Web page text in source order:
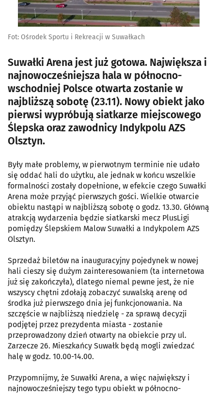
Fot: Ośrodek Sportu i Rekreacji w Suwałkach
Suwałki Arena jest już gotowa. Największa i
najnowocześniejsza hala w północno-
wschodniej Polsce otwarta zostanie w
najbliższą sobotę (23.11). Nowy obiekt jako
pierwsi wypróbują siatkarze miejscowego
Ślepska oraz zawodnicy Indykpolu AZS
Olsztyn.
Były małe problemy, w pierwotnym terminie nie udało
się oddać hali do użytku, ale jednak w końcu wszelkie
formalności zostały dopełnione, w efekcie czego Suwałki
Arena może przyjąć pierwszych gości. Wielkie otwarcie
obiektu nastąpi w najbliższą sobotę o godz. 13.30. Główną
atrakcją wydarzenia będzie siatkarski mecz PlusLigi
pomiędzy Ślepskiem Malow Suwałki a Indykpolem AZS
Olsztyn.
Sprzedaż biletów na inauguracyjny pojedynek w nowej
hali cieszy się dużym zainteresowaniem (ta internetowa
już się zakończyła), dlatego niemal pewne jest, że nie
wszyscy chętni zdołają zobaczyć suwalską arenę od
środka już pierwszego dnia jej funkcjonowania. Na
szczęście w najbliższą niedzielę - za sprawą decyzji
podjętej przez prezydenta miasta - zostanie
przeprowadzony dzień otwarty na obiekcie przy ul.
Zarzecze 26. Mieszkańcy Suwałk będą mogli zwiedzać
halę w godz. 10.00-14.00.
Przypomnijmy, że Suwałki Arena, a więc największy i
najnowocześniejszy tego typu obiekt w północno-